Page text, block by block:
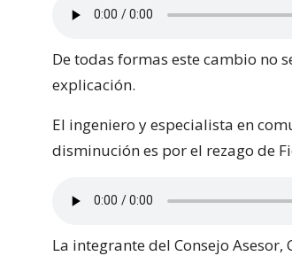
De todas formas este cambio no
explicación.
El ingeniero y especialista en
disminución es por el rezago de
La integrante del Consejo